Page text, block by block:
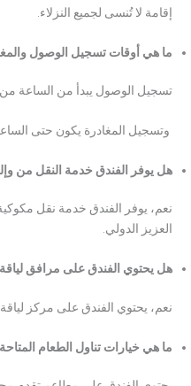
إقامة لا تُنسى لجميع النزلاء.
ما هي أوقات تسجيل الوصول
تسجيل الوصول يبدأ من الساعة من16:00-20:00
وتسجيل المغادرة يكون حتى الساعة
هل يوفر الفندق خدمة النقل من
نعم، يوفر الفندق خدمة نقل
العزيز الدولي.
هل يحتوي الفندق على مرافق لياقة
نعم، يحتوي الفندق على مركز
ما هي خيارات تناول الطعام